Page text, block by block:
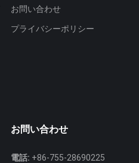
お問い合わせ
プライバシーポリシー
お問い合わせ
電話: +86-755-28690225